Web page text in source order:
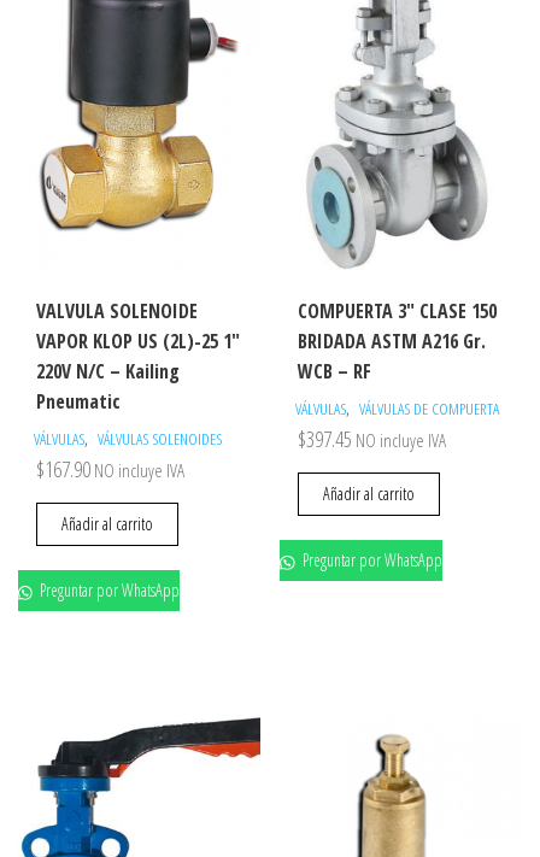
VALVULA SOLENOIDE
VAPOR KLOP US (2L)-25 1″
220V N/C – Kailing
Pneumatic
VÁLVULAS, VÁLVULAS SOLENOIDES
$167.90 NO incluye IVA
Añadir al carrito
Preguntar por WhatsApp
COMPUERTA 3″ CLASE 150
BRIDADA ASTM A216 Gr.
WCB – RF
VÁLVULAS, VÁLVULAS DE COMPUERTA
$397.45 NO incluye IVA
Añadir al carrito
Preguntar por WhatsApp